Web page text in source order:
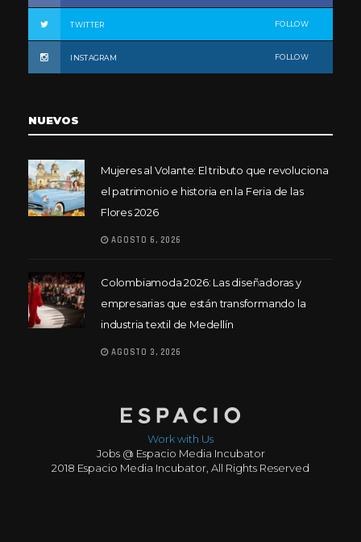
TWITTER FOLLOW
INSTAGRAM FOLLOW
NUEVOS
Mujeres al Volante: El tributo que revoluciona
el patrimonio e historia en la Feria de las
Flores 2026
AGOSTO 6, 2026
Colombiamoda 2026: Las diseñadoras y
empresarias que están transformando la
industria textil de Medellín
AGOSTO 3, 2026
Work with Us
Jobs @ Espacio Media Incubator
2018 Espacio Media Incubator, All Rights Reserved